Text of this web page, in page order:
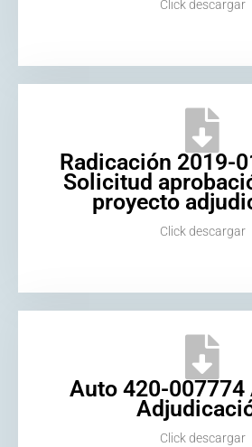
Click descargar
Radicación 2019-
Solicitud
proyecto
Click descargar
Auto 420-007774
Click descargar